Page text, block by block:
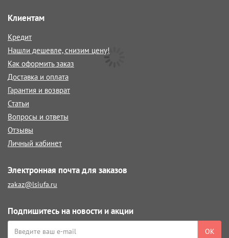
Клиентам
Кредит
Нашли дешевле, снизим цену!
Как оформить заказ
Доставка и оплата
Гарантия и возврат
Статьи
Вопросы и ответы
Отзывы
Личный кабинет
Электронная почта для заказов
zakaz@lsiufa.ru
Подпишитесь на новости и акции
ОК